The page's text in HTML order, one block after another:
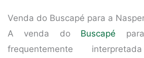
Venda do Buscapé para a
A venda do Buscapé
frequentemente